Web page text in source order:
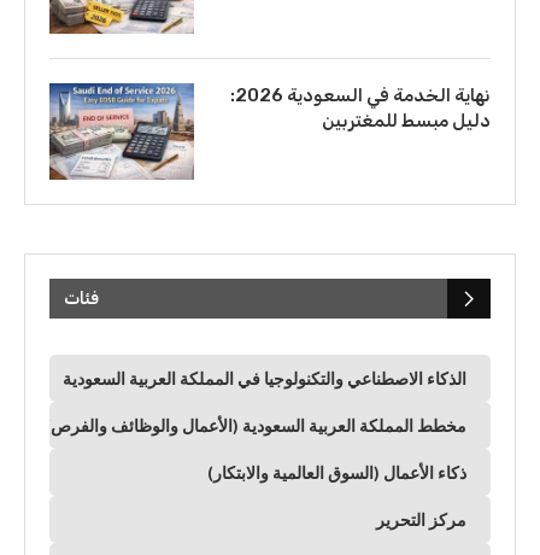
نهاية الخدمة في السعودية 2026:
دليل مبسط للمغتربين
فئات
الذكاء الاصطناعي والتكنولوجيا في المملكة العربية السعودية
مخطط المملكة العربية السعودية (الأعمال والوظائف والفرص)
ذكاء الأعمال (السوق العالمية والابتكار)
مركز التحرير